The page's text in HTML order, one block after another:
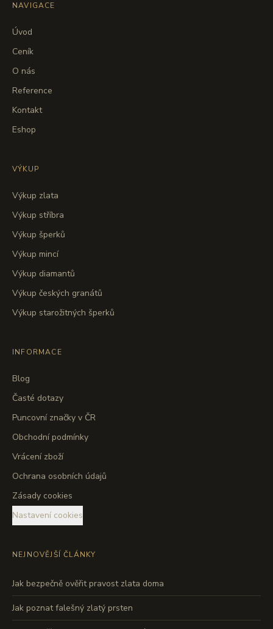
NAVIGACE
Úvod
Ceník
O nás
Reference
Kontakt
Eshop
VÝKUP
Výkup zlata
Výkup stříbra
Výkup šperků
Výkup mincí
Výkup diamantů
Výkup českých granátů
Výkup starožitných šperků
INFORMACE
Blog
Časté dotazy
Puncovní značky v ČR
Obchodní podmínky
Vrácení zboží
Ochrana osobních údajů
Zásady cookies
Nastavení cookies
NEJNOVĚJŠÍ ČLÁNKY
Jak bezpečně ověřit pravost zlata doma
Jak poznat falešný zlatý prsten